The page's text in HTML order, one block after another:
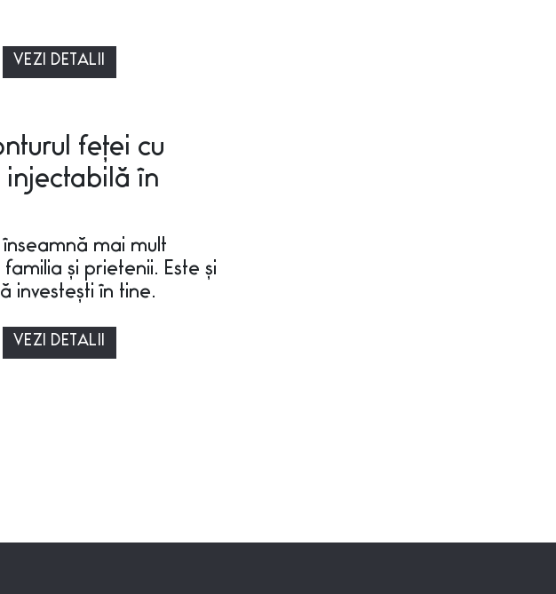
VEZI DETALII
feței cu
injectabilă în
înseamnă mai mult
și prietenii. Este și
investești în tine.
VEZI DETALII